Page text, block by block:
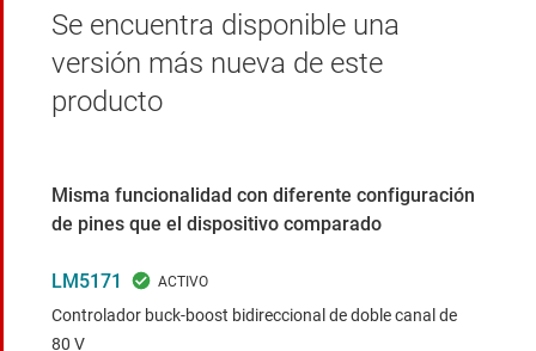
Se encuentra disponible una
versión más nueva de este
producto
Misma funcionalidad con diferente configuración
de pines que el dispositivo comparado
LM5171
Controlador buck-boost bidireccional de doble canal de
80 V